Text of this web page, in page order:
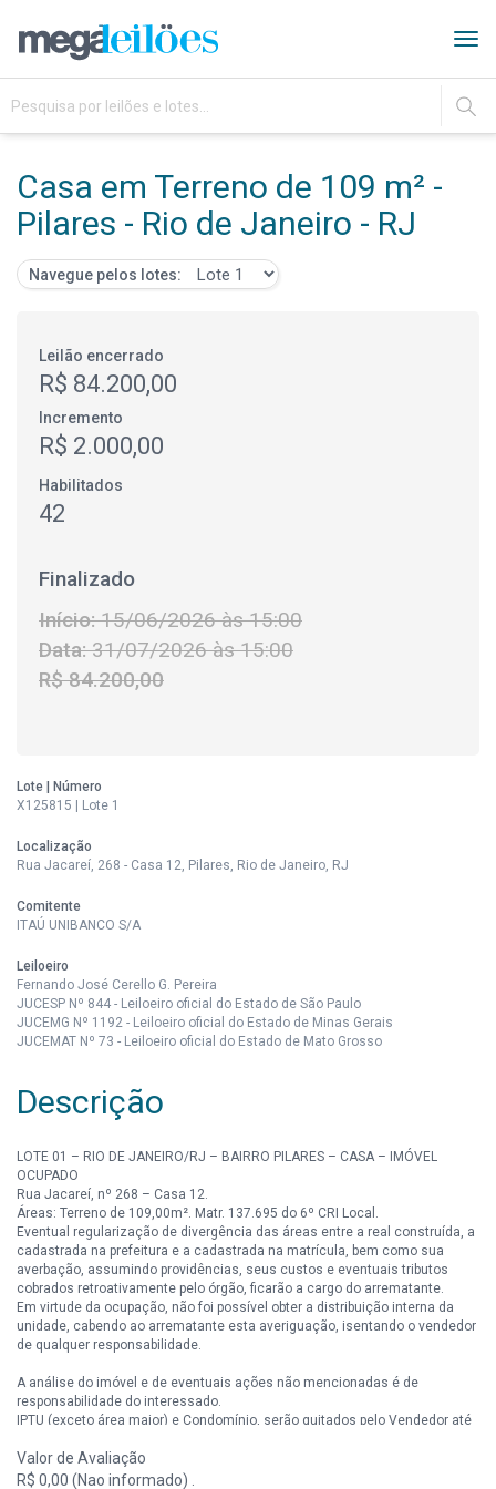
IR
Casa em Terreno de 109 m² -
Pilares - Rio de Janeiro - RJ
Navegue pelos lotes:
Leilão encerrado
R$ 84.200,00
Incremento
R$ 2.000,00
Habilitados
42
Finalizado
Início:15/06/2026 às 15:00
Data:31/07/2026 às 15:00
R$ 84.200,00
Lote | Número
X125815 | Lote 1
Localização
Rua Jacareí, 268 - Casa 12, Pilares, Rio de Janeiro, RJ
Comitente
ITAÚ UNIBANCO S/A
Leiloeiro
Fernando José Cerello G. Pereira
JUCESP Nº 844 - Leiloeiro oficial do Estado de São Paulo
JUCEMG Nº 1192 - Leiloeiro oficial do Estado de Minas Gerais
JUCEMAT Nº 73 - Leiloeiro oficial do Estado de Mato Grosso
Descrição
LOTE 01 – RIO DE JANEIRO/RJ – BAIRRO PILARES – CASA – IMÓVEL
OCUPADO
Rua Jacareí, nº 268 – Casa 12.
Áreas: Terreno de 109,00m². Matr. 137.695 do 6º CRI Local.
Eventual regularização de divergência das áreas entre a real construída, a
cadastrada na prefeitura e a cadastrada na matrícula, bem como sua
averbação, assumindo providências, seus custos e eventuais tributos
cobrados retroativamente pelo órgão, ficarão a cargo do arrematante.
Em virtude da ocupação, não foi possível obter a distribuição interna da
unidade, cabendo ao arrematante esta averiguação, isentando o vendedor
de qualquer responsabilidade.
A análise do imóvel e de eventuais ações não mencionadas é de
responsabilidade do interessado.
IPTU (exceto área maior) e Condomínio, serão quitados pelo Vendedor até
Lance mínimo R$ 84.200,00 – Código do imóvel 920048
Valor de Avaliação
R$ 0,00 (Nao informado) .